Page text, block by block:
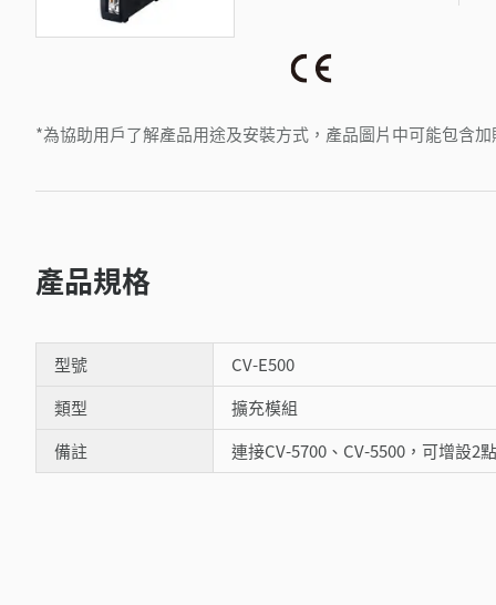
*為協助用戶了解產品用途及安裝方式，產品圖片中可能包含加
產品規格
型號
CV-E500
類型
擴充模組
備註
連接CV-5700、CV-5500，可增設2